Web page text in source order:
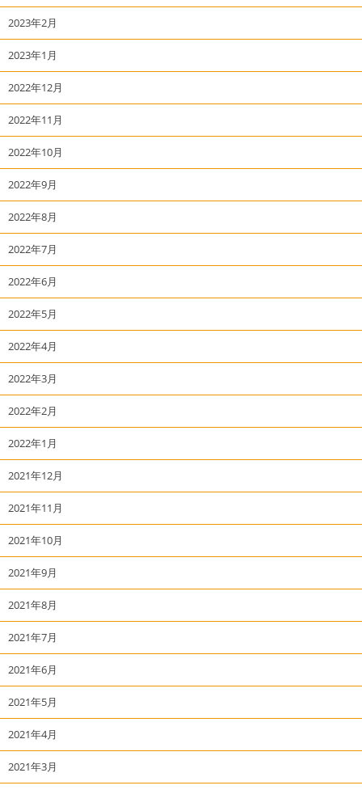
2023年2月
2023年1月
2022年12月
2022年11月
2022年10月
2022年9月
2022年8月
2022年7月
2022年6月
2022年5月
2022年4月
2022年3月
2022年2月
2022年1月
2021年12月
2021年11月
2021年10月
2021年9月
2021年8月
2021年7月
2021年6月
2021年5月
2021年4月
2021年3月